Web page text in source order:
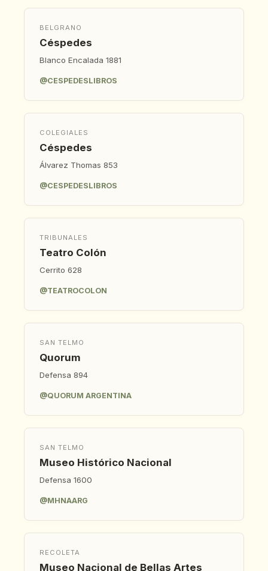
BELGRANO
Céspedes
Blanco Encalada 1881
@CESPEDESLIBROS
COLEGIALES
Céspedes
Álvarez Thomas 853
@CESPEDESLIBROS
TRIBUNALES
Teatro Colón
Cerrito 628
@TEATROCOLON
SAN TELMO
Quorum
Defensa 894
@QUORUM ARGENTINA
SAN TELMO
Museo Histórico Nacional
Defensa 1600
@MHNAARG
RECOLETA
Museo Nacional de Bellas Artes